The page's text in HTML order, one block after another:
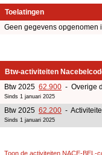
Toelatingen
Geen gegevens opgenomen
Btw-activiteiten
Btw 2025 62.900 - Overige
Sinds 1 januari 2025
Btw 2025 62.200 -
Sinds 1 januari 2025
Toon de activiteiten NACE-BEL-